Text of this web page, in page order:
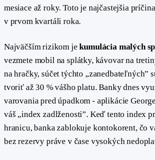
mesiace až roky. Toto je najčastejšia
v prvom kvartáli roka.
Najväčším rizikom jekumulácia malých
vezmete mobil na splátky, kávovar na
na hračky, súčet týchto „zanedbateľných”
tvoriť až 30 % vášho platu. Banky dnes
varovania pred úpadkom - aplikácie
váš „index zadlženosti”. Keď tento index
hranicu, banka zablokuje kontokorent, čo
bez rezervy práve v čase vysokých